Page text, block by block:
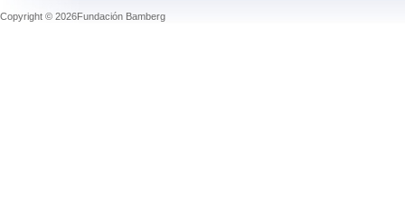
Copyright © 2026Fundación Bamberg